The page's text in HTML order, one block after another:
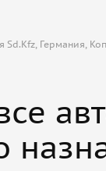
Sd.Kfz, Германия,